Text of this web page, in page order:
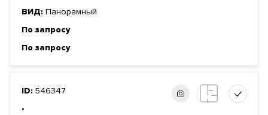
ВИД: Панорамный
По запросу
По запросу
ID: 546347
-